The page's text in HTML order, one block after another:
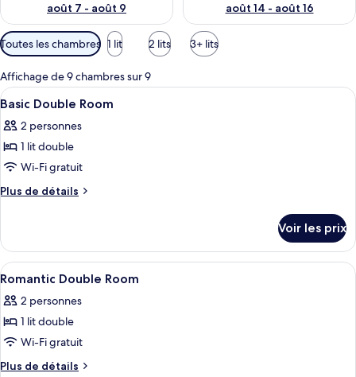
août 7 - août 9
août 14 - août 16
Filtres
disponibles
pour
les
chambres
Toutes les chambres 1 lit 2 lits 3+ lits
Affichage de 9 chambres sur 9
Afficher
toutes
les
photos
pour
ce
chambre :
Basic
Double
Room
Un lit avec un matelas blanc et une
4
Basic Double Room
2 personnes
1 lit double
Wi-Fi gratuit
Plus de détails
Plus
le
type
de
Basic
Double
Voir les prix
Afficher
toutes
les
photos
pour
ce
Chambres insonorisées, Wi-Fi
5
Romantic Double Room
2 personnes
1 lit double
Wi-Fi gratuit
Plus de détails
Plus